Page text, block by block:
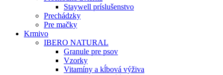
Staywell príslušenstvo
Prechádzky
Pre mačky
Krmivo
IBERO NATURAL
Granule pre psov
Vzorky
Vitamíny a kĺbová výživa